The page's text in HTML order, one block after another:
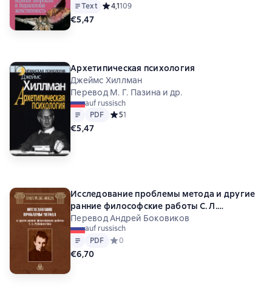
Text Средний рейтинг 4,1 на основе 109 оценок
4,1109
€5,47
Архетипическая психология
Джеймс Хиллман
Перевод М. Г. Пазина и др.
auf russisch
Text
PDF
PDF Средний рейтинг 5 на основе 1 оценок
51
€5,47
Исследование проблемы метода и другие
ранние философские работы С. Л.
Рубинштейна
Перевод Андрей Боковиков
auf russisch
Text
PDF
PDF Средний рейтинг 0 на основе 0 оценок
0
€6,70